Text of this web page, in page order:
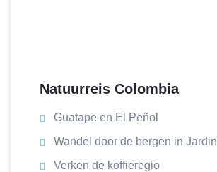
Natuurreis Colombia
Guatape en El Peñol
Wandel door de bergen in Jardin
Verken de koffieregio